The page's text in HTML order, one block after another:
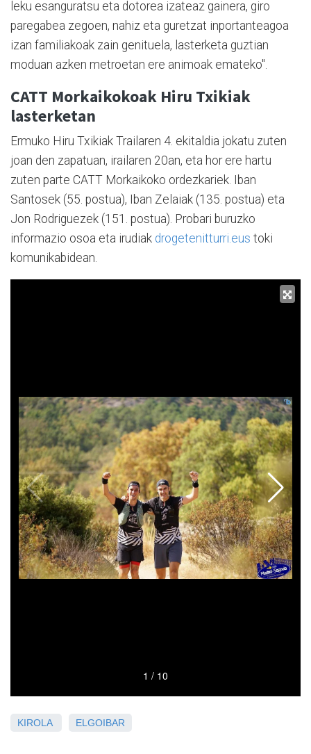
leku esanguratsu eta dotorea izateaz gainera, giro
paregabea zegoen, nahiz eta guretzat inportanteagoa
izan familiakoak zain genituela, lasterketa guztian
moduan azken metroetan ere animoak emateko".
CATT Morkaikokoak Hiru Txikiak
lasterketan
Ermuko Hiru Txikiak Trailaren 4. ekitaldia jokatu zuten
joan den zapatuan, irailaren 20an, eta hor ere hartu
zuten parte CATT Morkaikoko ordezkariek. Iban
Santosek (55. postua), Iban Zelaiak (135. postua) eta
Jon Rodriguezek (151. postua). Probari buruzko
informazio osoa eta irudiak drogetenitturri.eus toki
komunikabidean.
KIROLA ELGOIBAR